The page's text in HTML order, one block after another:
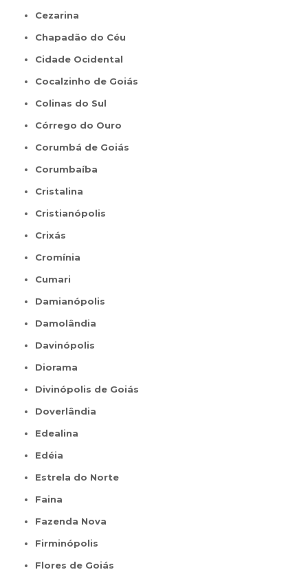
Cezarina
Chapadão do Céu
Cidade Ocidental
Cocalzinho de Goiás
Colinas do Sul
Córrego do Ouro
Corumbá de Goiás
Corumbaíba
Cristalina
Cristianópolis
Crixás
Cromínia
Cumari
Damianópolis
Damolândia
Davinópolis
Diorama
Divinópolis de Goiás
Doverlândia
Edealina
Edéia
Estrela do Norte
Faina
Fazenda Nova
Firminópolis
Flores de Goiás